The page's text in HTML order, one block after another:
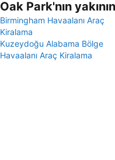
Oak Park'nın
Birmingham Havaalanı Araç
Kiralama
Kuzeydoğu Alabama Bölge
Havaalanı Araç Kiralama